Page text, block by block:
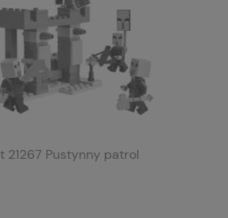
21267 Pustynny patrol